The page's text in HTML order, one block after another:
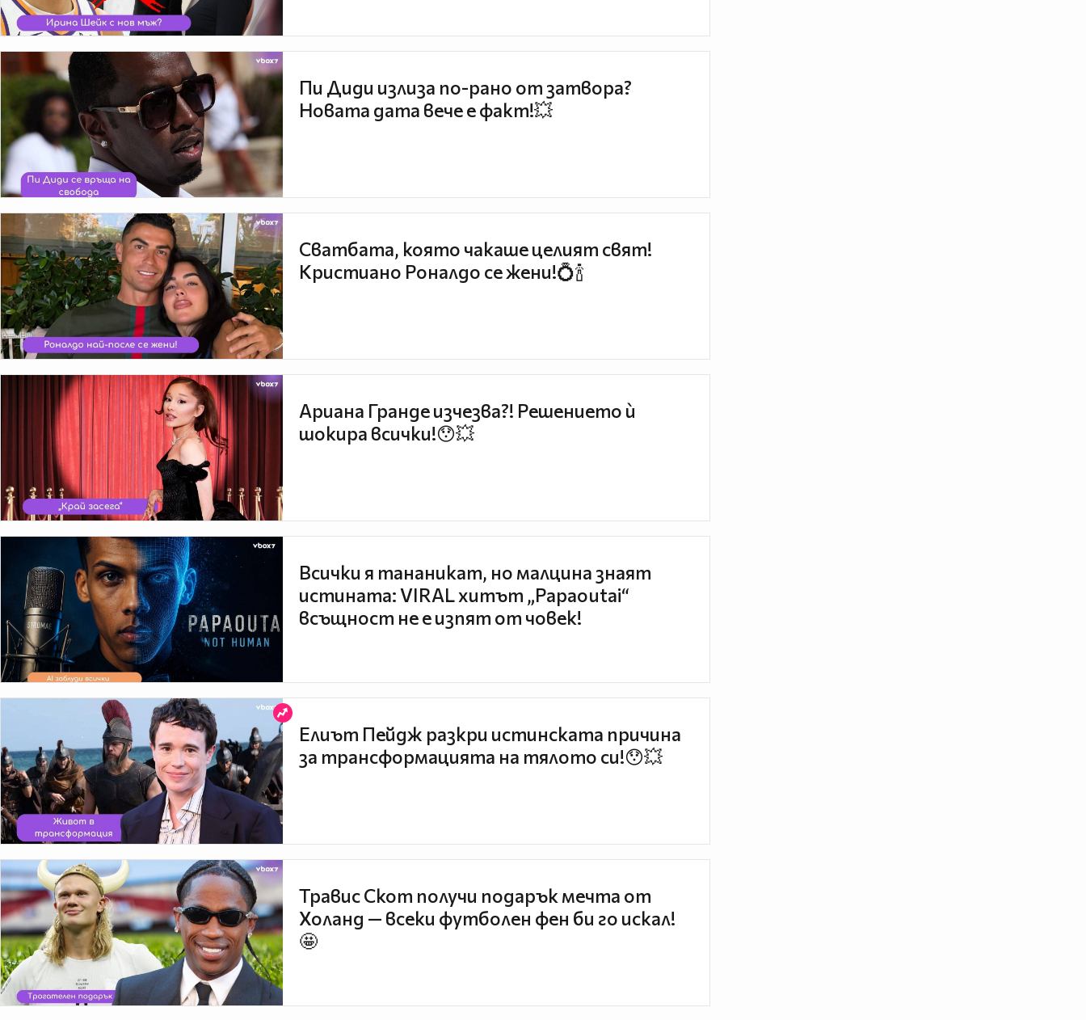
Пи Диди излиза по-рано от затвора?
Новата дата вече е факт!💥
Сватбата, която чакаше целият свят!
Кристиано Роналдо се жени!💍🍾
Ариана Гранде изчезва?! Решението ѝ
шокира всички!😯💥
Всички я тананикат, но малцина знаят
истината: VIRAL хитът „Papaoutai“
всъщност не е изпят от човек!
Елиът Пейдж разкри истинската причина
за трансформацията на тялото си!😯💥
Травис Скот получи подарък мечта от
Холанд — всеки футболен фен би го искал!
🤩